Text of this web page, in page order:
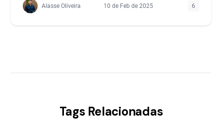
Alasse Oliveira 10 de Feb de 2025 6
Tags Relacionadas